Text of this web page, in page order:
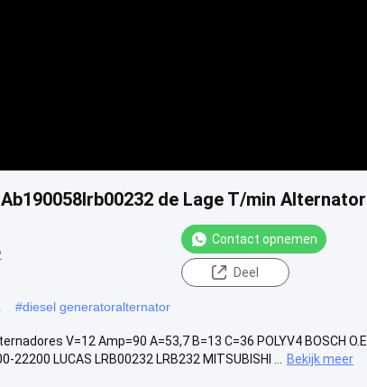
de Lage T/min Alternator
Contact opnemen
Deel
#diesel generatoralternator
V=12 Amp=90 A=53,7 B=13 C=36 POLYV4 BOSCH O.E.
22200 LUCAS LRB00232 LRB232 MITSUBISHI ...
Bekijk meer